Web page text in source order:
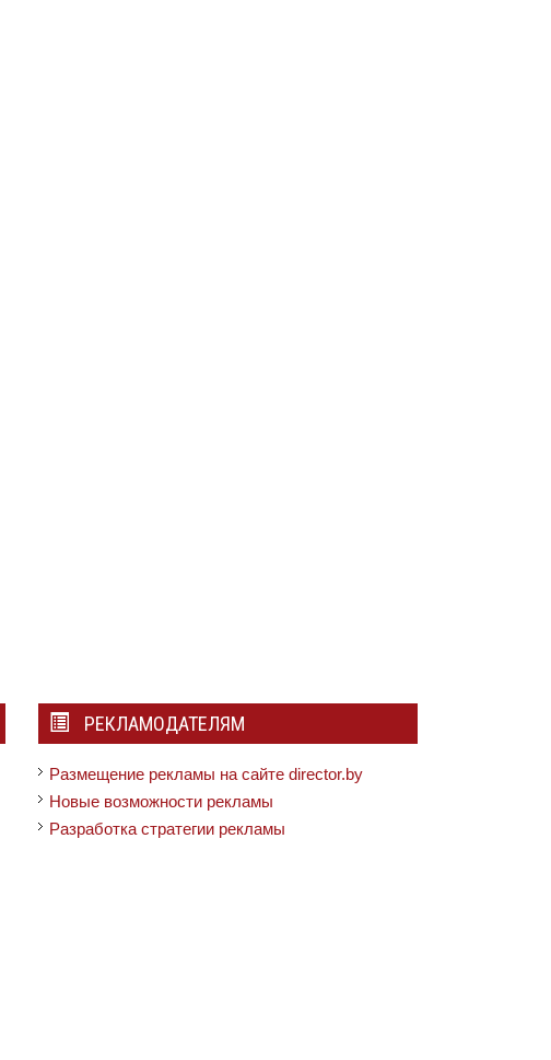
РЕКЛАМОДАТЕЛЯМ
Размещение рекламы на сайте director.by
Новые возможности рекламы
Разработка стратегии рекламы